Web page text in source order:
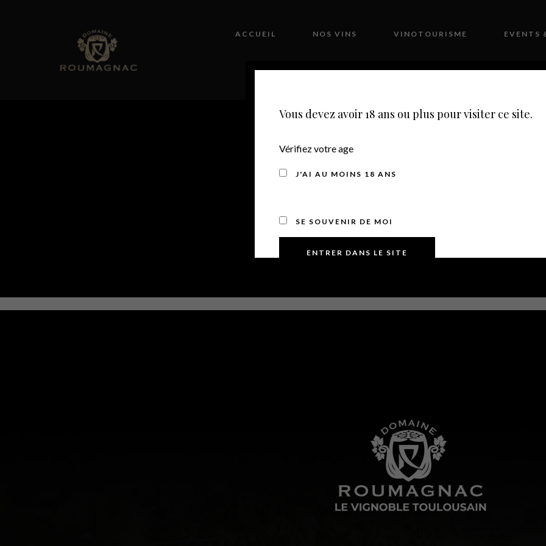
ACCUEIL NOS VINS VINOTOURISME EVENTS
Vous devez avoir 18 ans ou plus pour visiter ce site.
Vérifiez votre age
J'AI AU MOINS 18 ANS
SE SOUVENIR DE MOI